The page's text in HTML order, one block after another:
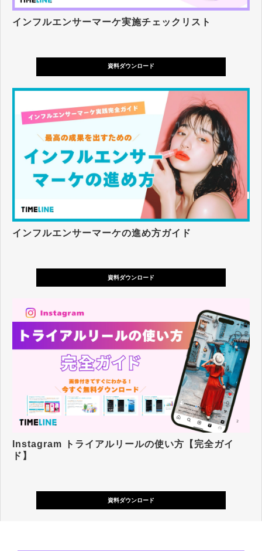
インフルエンサーマーケ実施チェックリスト
資料ダウンロード
インフルエンサーマーケの進め方ガイド
資料ダウンロード
Instagram トライアルリールの使い方【完全ガイ
ド】
資料ダウンロード